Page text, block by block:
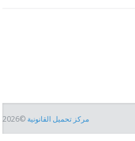
مركز تحميل القانونية ©2026